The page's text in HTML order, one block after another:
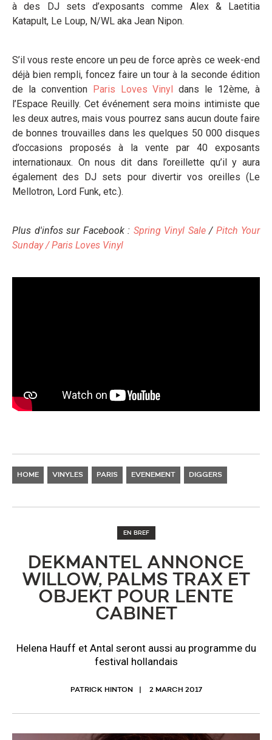
à des DJ sets d’exposants comme Alex & Laetitia
Katapult, Le Loup, N/WL aka Jean Nipon.
S’il vous reste encore un peu de force après ce week-end
déjà bien rempli, foncez faire un tour à la seconde édition
de la convention Paris Loves Vinyl dans le 12ème, à
l’Espace Reuilly. Cet événement sera moins intimiste que
les deux autres, mais vous pourrez sans aucun doute faire
de bonnes trouvailles dans les quelques 50 000 disques
d’occasions proposés à la vente par 40 exposants
internationaux. On nous dit dans l’oreillette qu’il y aura
également des DJ sets pour divertir vos oreilles (Le
Mellotron, Lord Funk, etc.).
Plus d'infos sur Facebook : Spring Vinyl Sale/ Pitch Your
Sunday / Paris Loves Vinyl
HOME VINYLES PARIS EVENEMENT DIGGERS
EN BREF
DEKMANTEL ANNONCE
WILLOW, PALMS TRAX ET
OBJEKT POUR LENTE
CABINET
Helena Hauff et Antal seront aussi au programme du
festival hollandais
PATRICK HINTON 2 MARCH 2017